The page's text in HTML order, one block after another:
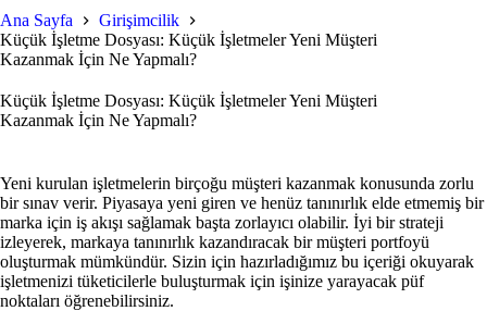
Ana Sayfa
Girişimcilik
Küçük İşletme Dosyası: Küçük İşletmeler Yeni Müşteri
Kazanmak İçin Ne Yapmalı?
Küçük İşletme Dosyası: Küçük İşletmeler Yeni Müşteri
Kazanmak İçin Ne Yapmalı?
Yeni kurulan işletmelerin birçoğu müşteri kazanmak konusunda zorlu
bir sınav verir. Piyasaya yeni giren ve henüz tanınırlık elde etmemiş bir
marka için iş akışı sağlamak başta zorlayıcı olabilir. İyi bir strateji
izleyerek, markaya tanınırlık kazandıracak bir müşteri portfoyü
oluşturmak mümkündür. Sizin için hazırladığımız bu içeriği okuyarak
işletmenizi tüketicilerle buluşturmak için işinize yarayacak püf
noktaları öğrenebilirsiniz.